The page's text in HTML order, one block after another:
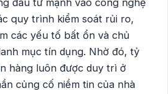
đầu tư mạnh vào công nghệ
quy trình kiểm soát rủi ro,
các yếu tố bất ổn và chủ
mục tín dụng. Nhờ đó, tỷ
hàng luôn được duy trì ở
củng cố niềm tin của nhà